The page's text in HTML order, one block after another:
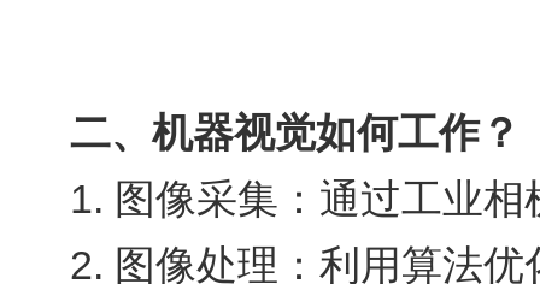
二、机器视觉如何工作？
1. 图像采集：通过工业
2. 图像处理：利用算法